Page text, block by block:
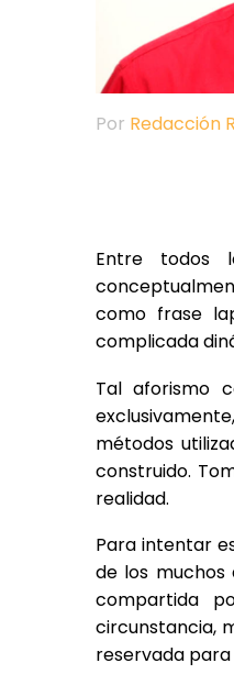
Por Redacción
Entre todos
como frase
complicada
Tal aforismo
métodos
construido.
realidad.
Para intentar
de los muchos
compartida
circunstancia,
reservada